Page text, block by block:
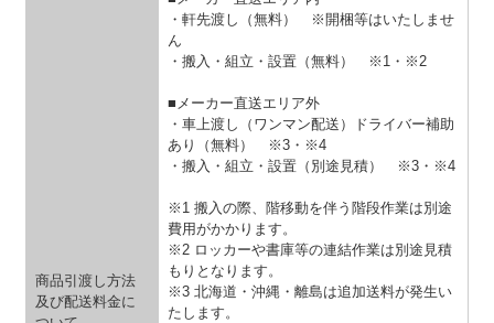
商品引渡し方法
及び配送料金に
・軒先渡し（無料） ※開梱等はいたしませ
ん
・搬入・組立・設置（無料）
※1・※2
■メーカー直送エリア外
・車上渡し（ワンマン配送）ドライバー補助
あり（無料）
※3・※4
・搬入・組立・設置（別途見積）
※3・※4
※1 搬入の際、階移動を伴う階段作業は別途
費用がかかります。
※2 ロッカーや書庫等の連結作業は別途見積
もりとなります。
※3 北海道・沖縄・離島は追加送料が発生い
たします。